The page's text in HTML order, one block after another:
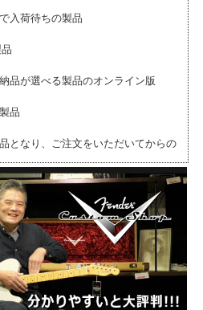
入荷待ちの製品
品が選べる製品のオンライン版
品
となり、ご注文をいただいてからの